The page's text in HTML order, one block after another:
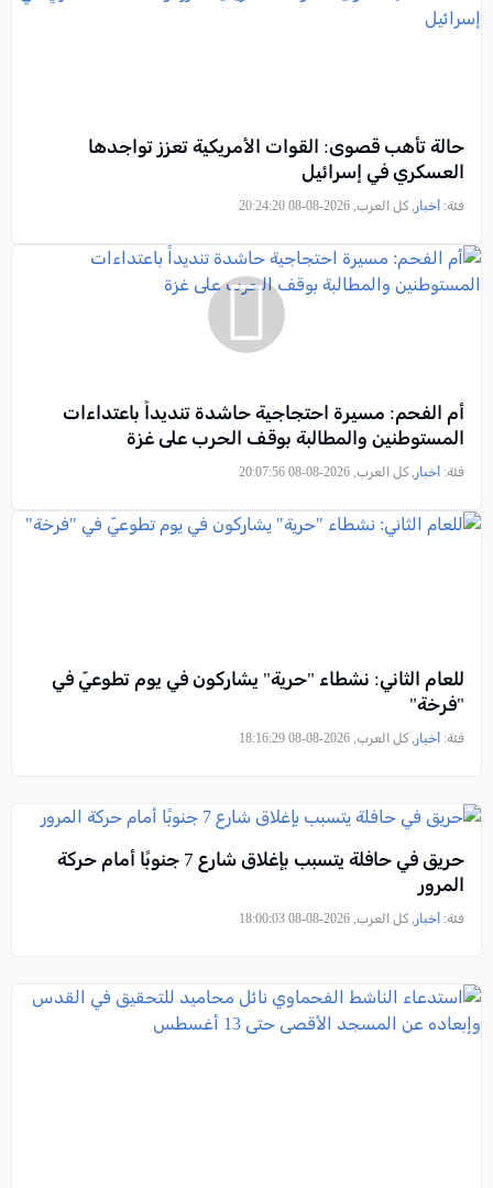
حالة تأهب قصوى: القوات الأمريكية تعزز تواجدها
العسكري في إسرائيل
فئة: أخبار , كل العرب, 2026-08-08 20:24:20
أم الفحم: مسيرة احتجاجية حاشدة تنديداً باعتداءات
المستوطنين والمطالبة بوقف الحرب على غزة
فئة: أخبار , كل العرب, 2026-08-08 20:07:56
للعام الثاني: نشطاء "حرية" يشاركون في يوم تطوعيّ في
"فرخة"
فئة: أخبار , كل العرب, 2026-08-08 18:16:29
حريق في حافلة يتسبب بإغلاق شارع 7 جنوبًا أمام حركة
المرور
فئة: أخبار , كل العرب, 2026-08-08 18:00:03